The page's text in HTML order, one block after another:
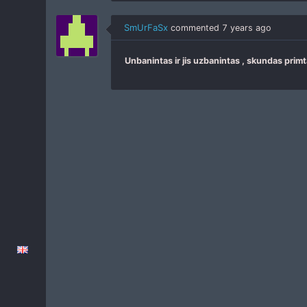
SmUrFaSx commented 7 years ago
Unbanintas ir jis uzbanintas , skundas